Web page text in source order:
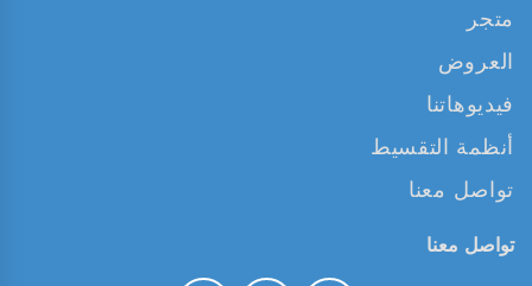
متجر
العروض
فيديوهاتنا
أنظمة التقسيط
تواصل معنا
تواصل معنا